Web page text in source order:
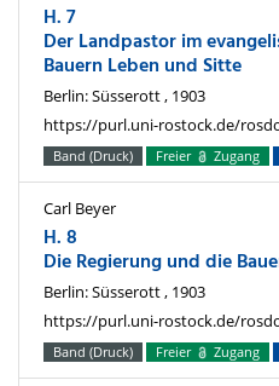
H. 7
Der Landpastor im
Bauern Leben und Sitte
Berlin: Süsserott , 1903
https://purl.uni-rostock.de/
Band (Druck) Freier Zugang
Carl Beyer
H. 8
Die Regierung und die
Berlin: Süsserott , 1903
https://purl.uni-rostock.de/
Band (Druck) Freier Zugang